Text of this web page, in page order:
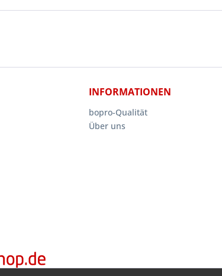
INFORMATIONEN
bopro-Qualität
Über uns